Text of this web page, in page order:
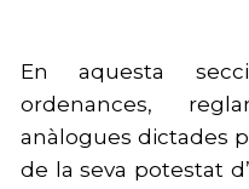
En aquesta
ordenances,
anàlogues dictades
de la seva potestat